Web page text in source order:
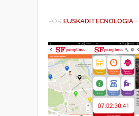
POR EUSKADITECNOLOGIA -